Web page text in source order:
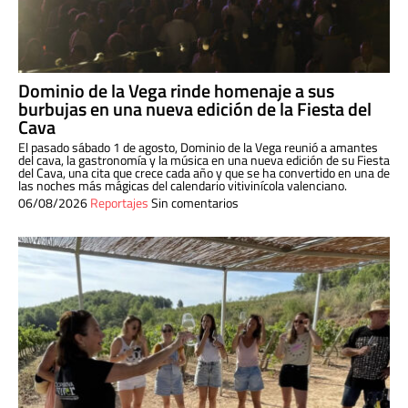
Dominio de la Vega rinde homenaje a sus
burbujas en una nueva edición de la Fiesta del
Cava
El pasado sábado 1 de agosto, Dominio de la Vega reunió a amantes
del cava, la gastronomía y la música en una nueva edición de su Fiesta
del Cava, una cita que crece cada año y que se ha convertido en una de
las noches más mágicas del calendario vitivinícola valenciano.
06/08/2026ReportajesSin comentarios